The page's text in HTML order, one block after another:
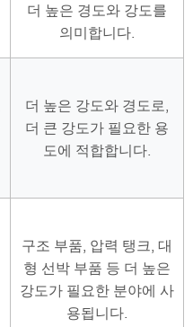
더 높은 경도와 강도를
의미합니다.
더 높은 강도와 경도로,
더 큰 강도가 필요한 용
도에 적합합니다.
구조 부품, 압력 탱크, 대
형 선박 부품 등 더 높은
강도가 필요한 분야에 사
용됩니다.